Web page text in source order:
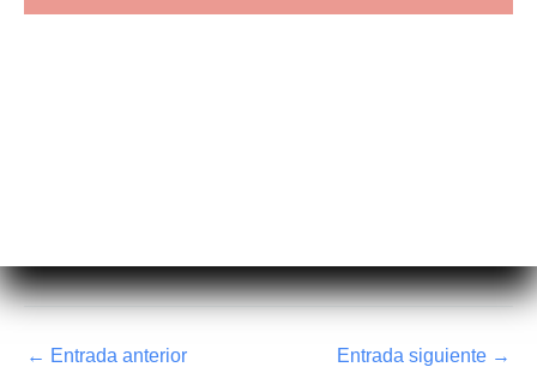
← Entrada anterior Entrada siguiente →